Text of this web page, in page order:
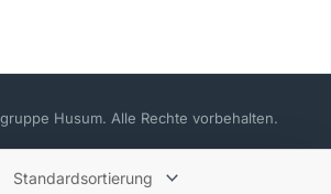
Husum. Alle Rechte vorbehalten.